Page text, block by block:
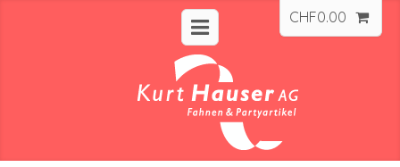
CHF0.00